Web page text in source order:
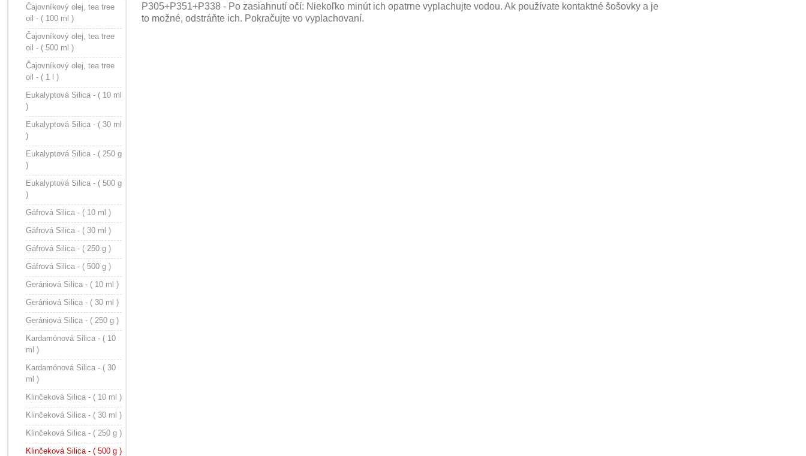
Čajovníkový olej, tea tree
oil - ( 100 ml )
Čajovníkový olej, tea tree
oil - ( 500 ml )
Čajovníkový olej, tea tree
oil - ( 1 l )
Eukalyptová Silica - ( 10 ml
)
Eukalyptová Silica - ( 30 ml
)
Eukalyptová Silica - ( 250 g
)
Eukalyptová Silica - ( 500 g
)
Gáfrová Silica - ( 10 ml )
Gáfrová Silica - ( 30 ml )
Gáfrová Silica - ( 250 g )
Gáfrová Silica - ( 500 g )
Gerániová Silica - ( 10 ml )
Gerániová Silica - ( 30 ml )
Gerániová Silica - ( 250 g )
Kardamónová Silica - ( 10
ml )
Kardamónová Silica - ( 30
ml )
Klinčeková Silica - ( 10 ml )
Klinčeková Silica - ( 30 ml )
Klinčeková Silica - ( 250 g )
Klinčeková Silica - ( 500 g )
P305+P351+P338 - Po zasiahnutí očí: Niekoľko minút ich opatrne vyplachujte vodou. Ak používate kontaktné šošovky a je
to možné, odstráňte ich. Pokračujte vo vyplachovaní.